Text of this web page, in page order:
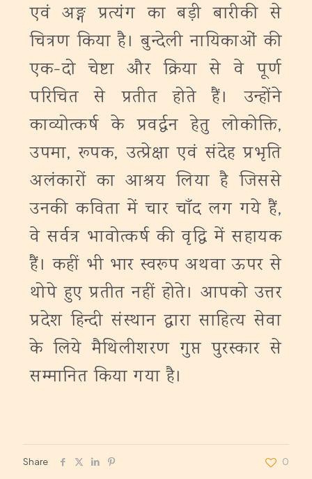
एवं अङ्ग प्रत्यंग का बड़ी बारीकी से
चित्रण किया है। बुन्देली नायिकाओं की
एक-दो चेष्टा और क्रिया से वे पूर्ण
परिचित से प्रतीत होते हैं। उन्होंने
काव्योत्कर्ष के प्रवर्द्धन हेतु लोकोक्ति,
उपमा, रूपक, उत्प्रेक्षा एवं संदेह प्रभृति
अलंकारों का आश्रय लिया है जिससे
उनकी कविता में चार चाँद लग गये हैं,
वे सर्वत्र भावोत्कर्ष की वृद्धि में सहायक
हैं। कहीं भी भार स्वरूप अथवा ऊपर से
थोपे हुए प्रतीत नहीं होते। आपको उत्तर
प्रदेश हिन्दी संस्थान द्वारा साहित्‍य सेवा
के लिये मैथिलीशरण गुप्त पुरस्कार से
सम्मानित किया गया है।
Share 0